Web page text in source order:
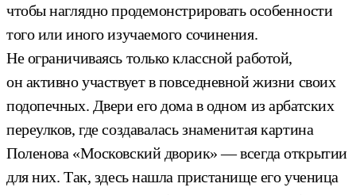
чтобы наглядно продемонстрировать особенности
того или иного изучаемого сочинения.
Не ограничиваясь только классной работой,
он активно участвует в повседневной жизни своих
подопечных. Двери его дома в одном из арбатских
переулков, где создавалась знаменитая картина
Поленова «Московский дворик» — всегда открытии
для них. Так, здесь нашла пристанище его ученица